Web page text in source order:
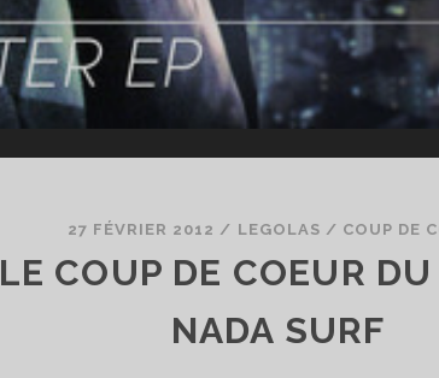
27 FÉVRIER 2012 / LEGOLAS / COUP DE
LE COUP DE COEUR
NADA SURF